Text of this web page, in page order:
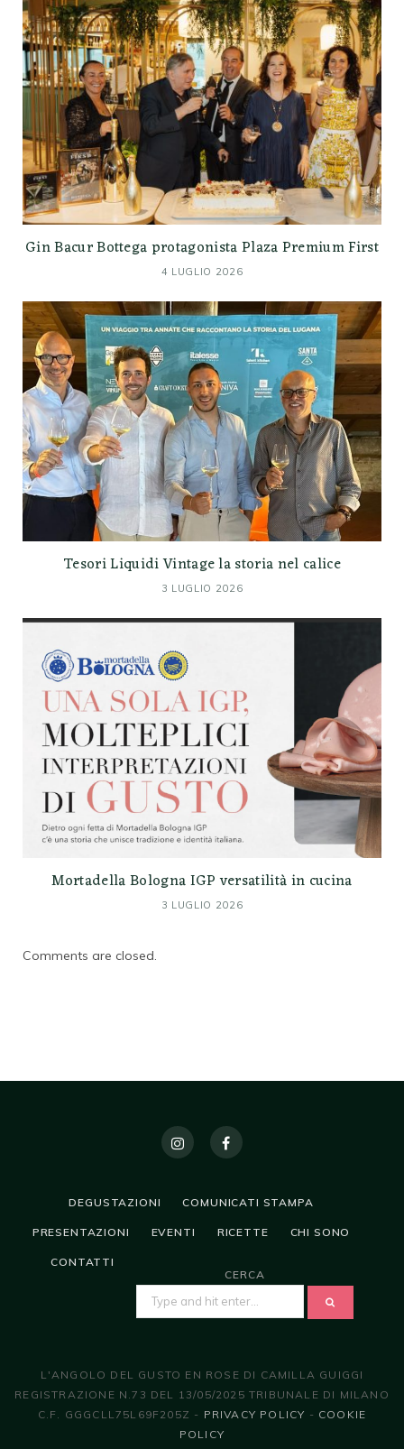
Gin Bacur Bottega protagonista Plaza Premium First
4 LUGLIO 2026
Tesori Liquidi Vintage la storia nel calice
3 LUGLIO 2026
Mortadella Bologna IGP versatilità in cucina
3 LUGLIO 2026
Comments are closed.
DEGUSTAZIONI COMUNICATI STAMPA
PRESENTAZIONI EVENTI RICETTE CHI SONO
CONTATTI
CERCA
L'ANGOLO DEL GUSTO EN ROSE DI CAMILLA GUIGGI
REGISTRAZIONE N.73 DEL 13/05/2025 TRIBUNALE DI MILANO
C.F. GGGCLL75L69F205Z - PRIVACY POLICY - COOKIE
POLICY